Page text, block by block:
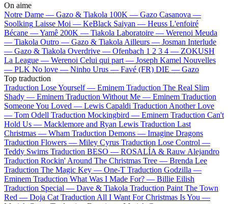
On aime
Notre Dame — Gazo & Tiakola 100K — Gazo Casanova —
Soolking Laisse Moi — KeBlack Saiyan — Heuss L'enfoiré
Bécane —Yamê 200K — Tiakola Laboratoire — Werenoi Meuda
— Tiakola Outro — Gazo & Tiakola Ailleurs — Josman Interlude
— Gazo & Tiakola Overdrive — Ofenbach 1 2 3 4 — ZOKUSH
La League — Werenoi Celui qui part — Joseph Kamel Nouvelles
— PLK No love — Ninho Urus — Favé (FR) DIE — Gazo
Top traduction
Traduction Lose Yourself — Eminem Traduction The Real Slim
Shady — Eminem Traduction Without Me — Eminem Traduction
Someone You Loved — Lewis Capaldi Traduction Another Love
— Tom Odell Traduction Mockingbird — Eminem Traduction Can't
Hold Us — Macklemore and Ryan Lewis Traduction Last
Christmas — Wham Traduction Demons — Imagine Dragons
Traduction Flowers — Miley Cyrus Traduction Lose Control —
Teddy Swims Traduction BESO — ROSALÍA & Rauw Alejandro
Traduction Rockin' Around The Christmas Tree — Brenda Lee
Traduction The Magic Key — One-T Traduction Godzilla —
Eminem Traduction What Was I Made For? — Billie Eilish
Traduction Special — Dave & Tiakola Traduction Paint The Town
Red — Doja Cat Traduction All I Want For Christmas Is You —